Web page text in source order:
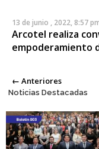
13 de junio , 2022, 8:57
Arcotel realiza
empoderamiento
Posts
← Anteriores
Noticias Destacadas